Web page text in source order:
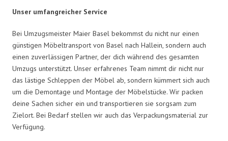
Unser umfangreicher Service
Bei Umzugsmeister Maier Basel bekommst du nicht nur einen
günstigen Möbeltransport von Basel nach Hallein, sondern auch
einen zuverlässigen Partner, der dich während des gesamten
Umzugs unterstützt. Unser erfahrenes Team nimmt dir nicht nur
das lästige Schleppen der Möbel ab, sondern kümmert sich auch
um die Demontage und Montage der Möbelstücke. Wir packen
deine Sachen sicher ein und transportieren sie sorgsam zum
Zielort. Bei Bedarf stellen wir auch das Verpackungsmaterial zur
Verfügung.